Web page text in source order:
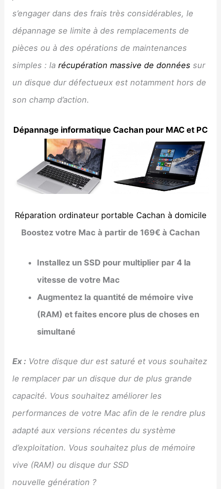
s’engager dans des frais très considérables, le
dépannage se limite à des remplacements de
pièces ou à des opérations de maintenances
simples : larécupération massive de données sur
un disque dur défectueux est notamment hors de
son champ d’action.
Dépannage informatique Cachan pour MAC et PC
Réparation ordinateur portable Cachan à domicile
Boostez votre Mac à partir de 169€ à Cachan
Installez un SSD pour multiplier par 4 la
vitesse de votre Mac
Augmentez la quantité de mémoire vive
(RAM) et faites encore plus de choses en
simultané
Ex : Votre disque dur est saturé et vous souhaitez
le remplacer par un disque dur de plus grande
capacité. Vous souhaitez améliorer les
performances de votre Mac afin de le rendre plus
adapté aux versions récentes du système
d’exploitation. Vous souhaitez plus de mémoire
vive (RAM) ou disque dur SSD
nouvelle génération ?